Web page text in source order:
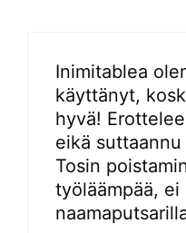
Inimitablea
käyttänyt,
hyvä!
eikä
Tosin
työläämpää,